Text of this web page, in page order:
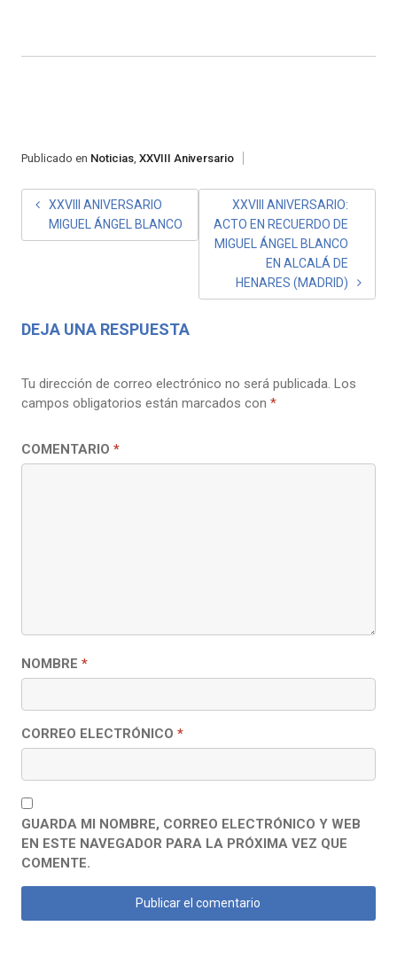
Publicado en Noticias, XXVIII Aniversario
NAVEGACIÓN
DE
XXVIII ANIVERSARIO
MIGUEL ÁNGEL BLANCO
XXVIII ANIVERSARIO:
ACTO EN RECUERDO DE
MIGUEL ÁNGEL BLANCO
EN ALCALÁ DE
HENARES (MADRID)
DEJA UNA RESPUESTA
Tu dirección de correo electrónico no será publicada. Los
campos obligatorios están marcados con *
COMENTARIO *
NOMBRE *
CORREO ELECTRÓNICO *
GUARDA MI NOMBRE, CORREO ELECTRÓNICO Y WEB
EN ESTE NAVEGADOR PARA LA PRÓXIMA VEZ QUE
COMENTE.